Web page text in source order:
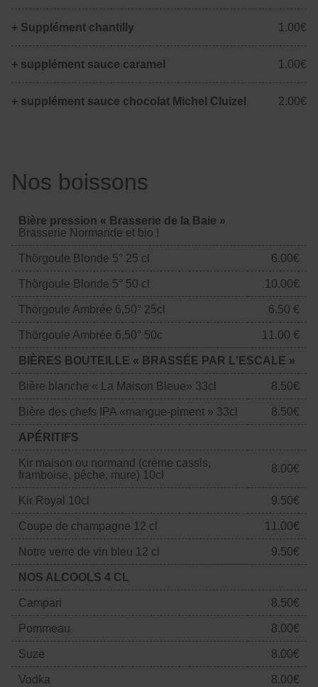
+ Supplément chantilly 1.00€
+ supplément sauce caramel 1.00€
+ supplément sauce chocolat Michel Cluizel 2.00€
Nos boissons
Bière pression « Brasserie de la Baie »
Brasserie Normande et bio !
Thörgoule Blonde 5° 25 cl 6.00€
Thörgoule Blonde 5° 50 cl 10.00€
Thörgoule Ambrée 6,50° 25cl 6.50 €
Thörgoule Ambrée 6,50° 50c 11.00 €
BIÈRES BOUTEILLE « BRASSÉE PAR L'ESCALE »
Bière blanche « La Maison Bleue» 33cl 8.50€
Bière des chefs IPA «mangue-piment » 33cl 8.50€
APÉRITIFS
Kir maison ou normand (crème cassis,
framboise, pêche, mure) 10cl
8.00€
Kir Royal 10cl 9.50€
Coupe de champagne 12 cl 11.00€
Notre verre de vin bleu 12 cl 9.50€
NOS ALCOOLS 4 CL
Campari 8.50€
Pommeau 8.00€
Suze 8.00€
Vodka 8.00€